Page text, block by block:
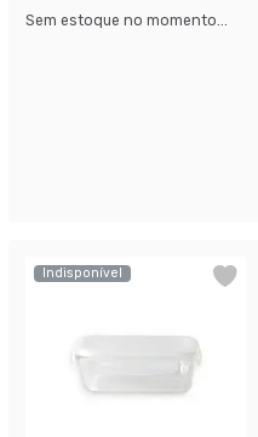
Sem estoque no momento...
Indisponível